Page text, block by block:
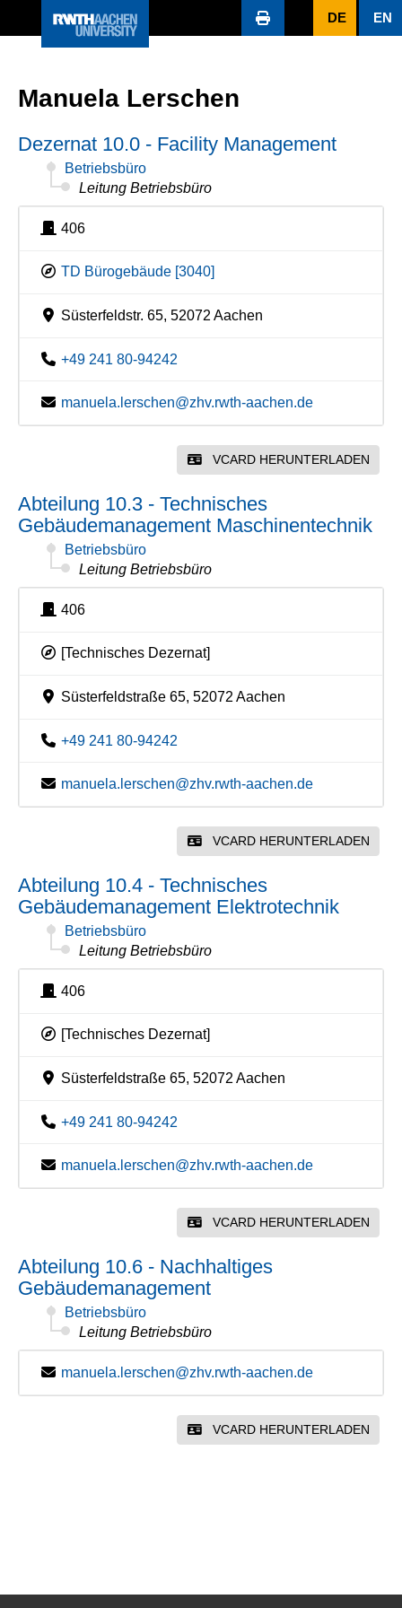
DE EN
Manuela Lerschen
Dezernat 10.0 - Facility Management
Betriebsbüro
Leitung Betriebsbüro
406
TD Bürogebäude [3040]
Süsterfeldstr. 65, 52072 Aachen
+49 241 80-94242
manuela.lerschen@zhv.rwth-aachen.de
VCARD HERUNTERLADEN
Abteilung 10.3 - Technisches
Gebäudemanagement Maschinentechnik
Betriebsbüro
Leitung Betriebsbüro
406
[Technisches Dezernat]
Süsterfeldstraße 65, 52072 Aachen
+49 241 80-94242
manuela.lerschen@zhv.rwth-aachen.de
VCARD HERUNTERLADEN
Abteilung 10.4 - Technisches
Gebäudemanagement Elektrotechnik
Betriebsbüro
Leitung Betriebsbüro
406
[Technisches Dezernat]
Süsterfeldstraße 65, 52072 Aachen
+49 241 80-94242
manuela.lerschen@zhv.rwth-aachen.de
VCARD HERUNTERLADEN
Abteilung 10.6 - Nachhaltiges
Gebäudemanagement
Betriebsbüro
Leitung Betriebsbüro
manuela.lerschen@zhv.rwth-aachen.de
VCARD HERUNTERLADEN